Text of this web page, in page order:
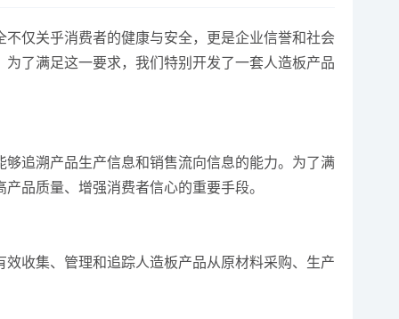
仅关乎消费者的健康与安全，更是企业信誉和社会
了满足这一要求，我们特别开发了一套人造板产品
追溯产品生产信息和销售流向信息的能力。为了满
品质量、增强消费者信心的重要手段。
收集、管理和追踪人造板产品从原材料采购、生产